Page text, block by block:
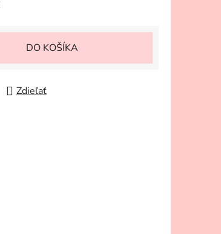
DO KOŠÍKA
Zdieľať